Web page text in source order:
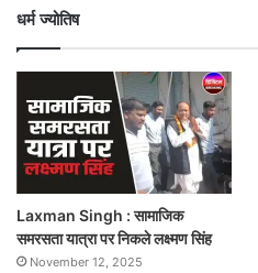
धर्म ज्योतिष
Laxman Singh : सामाजिक
समरसता यात्रा पर निकले लक्ष्मण सिंह
November 12, 2025